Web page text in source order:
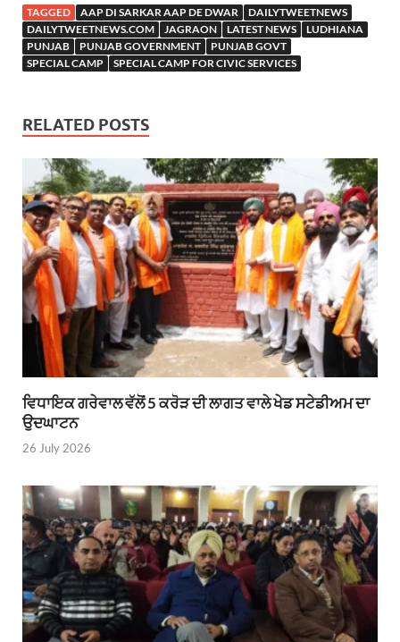
TAGGED AAP DI SARKAR AAP DE DWAR
DAILYTWEETNEWS
DAILYTWEETNEWS.COM
JAGRAON LATEST NEWS
LUDHIANA
PUNJAB
PUNJAB GOVERNMENT
PUNJAB GOVT
SPECIAL CAMP
SPECIAL CAMP FOR CIVIC SERVICES
RELATED POSTS
ਵਿਧਾਇਕ ਗਰੇਵਾਲ ਵੱਲੋਂ 5 ਕਰੋੜ ਦੀ ਲਾਗਤ ਵਾਲੇ ਖੇਡ ਸਟੇਡੀਅਮ ਦਾ
ਉਦਘਾਟਨ
26 July 2026